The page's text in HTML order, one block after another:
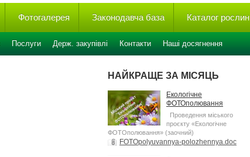
Фотогалерея Законодавча база Каталог рослин
Послуги Держ. закупівлі Контакти Наші досягнення
НАЙКРАЩЕ ЗА МІСЯЦЬ
Екологічне
ФОТОполювання
Проведення міського
проєкту «Екологічне
ФОТОполювання» (заочний)
FOTOpolyuvannya-polozhennya.doc